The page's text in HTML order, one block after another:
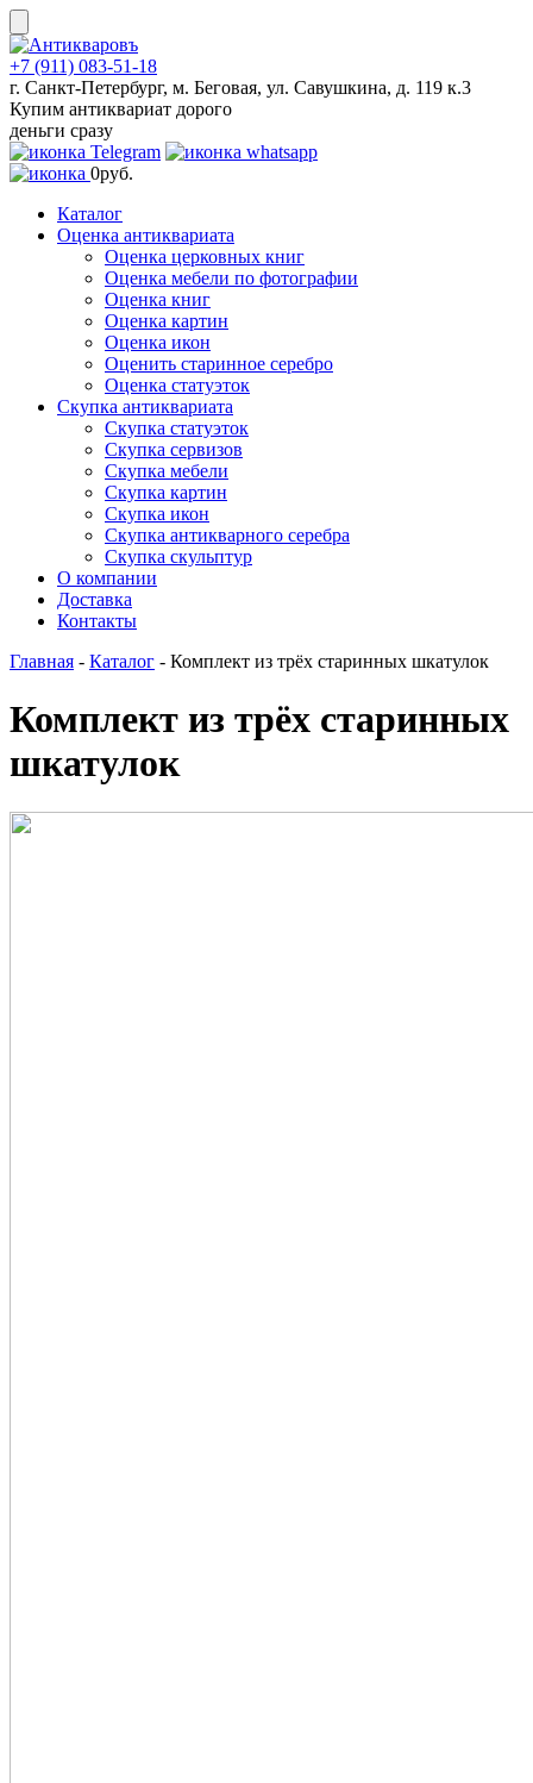
Skip
to
content
+7 (911) 083-51-18
г. Санкт-Петербург, м. Беговая, ул. Савушкина, д. 119 к.3
Купим антиквариат дорого
деньги сразу
0руб.
Каталог
Оценка антиквариата
Оценка церковных книг
Оценка мебели по фотографии
Оценка книг
Оценка картин
Оценка икон
Оценить старинное серебро
Оценка статуэток
Скупка антиквариата
Скупка статуэток
Скупка сервизов
Скупка мебели
Скупка картин
Скупка икон
Скупка антикварного серебра
Скупка скульптур
О компании
Доставка
Контакты
Главная - Каталог - Комплект из трёх старинных шкатулок
Комплект из трёх старинных
шкатулок